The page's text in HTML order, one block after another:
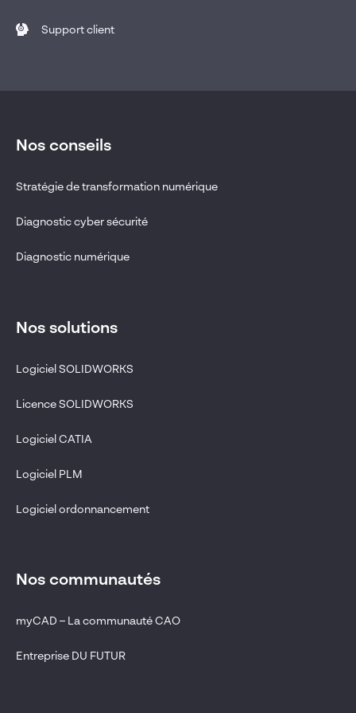
Support client
Nos conseils
Stratégie de transformation numérique
Diagnostic cyber sécurité
Diagnostic numérique
Nos solutions
Logiciel SOLIDWORKS
Licence SOLIDWORKS
Logiciel CATIA
Logiciel PLM
Logiciel ordonnancement
Nos communautés
myCAD – La communauté CAO
Entreprise DU FUTUR